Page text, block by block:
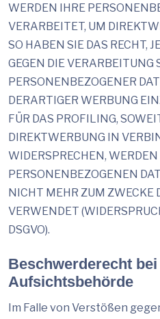
WERDEN IHRE
VERARBEITET, UM
SO HABEN SIE DAS RECHT,
GEGEN DIE VERARBEITUNG
PERSONENBEZOGENER
DERARTIGER WERBUNG
FÜR DAS PROFILING,
DIREKTWERBUNG IN
WIDERSPRECHEN, WERDEN
PERSONENBEZOGENEN
NICHT MEHR ZUM ZWECKE
VERWENDET
DSGVO).
Beschwerde­recht
Aufsichts­behörde
Im Falle von Verstößen